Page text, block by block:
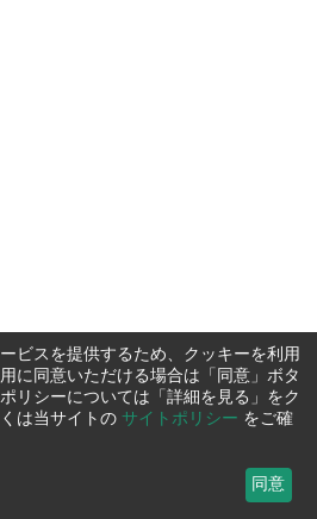
ビスを提供するため、クッキーを利用
に同意いただける場合は「同意」ボタ
リシーについては「詳細を見る」をク
は当サイトの サイトポリシー をご確
同意